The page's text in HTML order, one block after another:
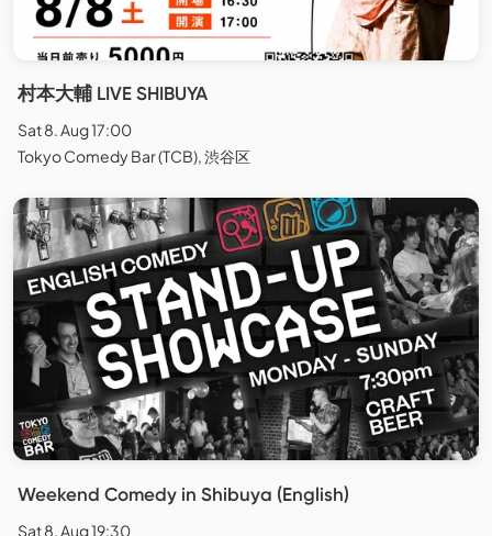
村本大輔 LIVE SHIBUYA
Sat 8. Aug 17:00
Tokyo Comedy Bar (TCB), 渋谷区
Weekend Comedy in Shibuya (English)
Sat 8. Aug 19:30